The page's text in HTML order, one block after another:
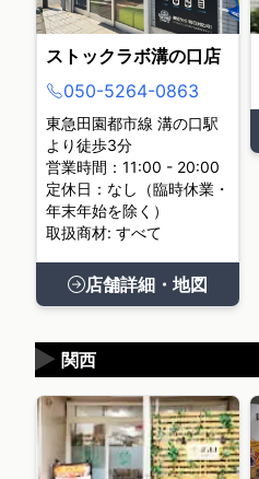
ストックラボ溝の口店
050-5264-0863
東急田園都市線 溝の口駅
より徒歩3分
営業時間：11:00 - 20:00
定休日：なし（臨時休業・
年末年始を除く）
取扱商材: すべて
店舗詳細・地図
関西
▶